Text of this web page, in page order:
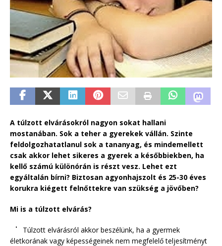
A túlzott elvárásokról nagyon sokat hallani
mostanában. Sok a teher a gyerekek vállán. Szinte
feldolgozhatatlanul sok a tananyag, és mindemellett
csak akkor lehet sikeres a gyerek a későbbiekben, ha
kellő számú különórán is részt vesz. Lehet ezt
egyáltalán bírni? Biztosan agyonhajszolt és 25-30 éves
korukra kiégett felnőttekre van szükség a jövőben?
Mi is a túlzott elvárás?
Túlzott elvárásról akkor beszélünk, ha a gyermek
életkorának vagy képességeinek nem megfelelő teljesítményt